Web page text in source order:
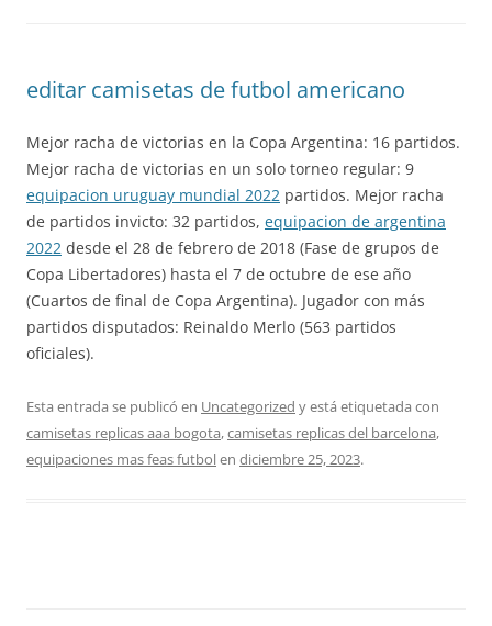
editar camisetas de futbol americano
Mejor racha de victorias en la Copa Argentina: 16 partidos.
Mejor racha de victorias en un solo torneo regular: 9
equipacion uruguay mundial 2022 partidos. Mejor racha
de partidos invicto: 32 partidos, equipacion de argentina
2022 desde el 28 de febrero de 2018 (Fase de grupos de
Copa Libertadores) hasta el 7 de octubre de ese año
(Cuartos de final de Copa Argentina). Jugador con más
partidos disputados: Reinaldo Merlo (563 partidos
oficiales).
Esta entrada se publicó en Uncategorized y está etiquetada con
camisetas replicas aaa bogota,camisetas replicas del barcelona,
equipaciones mas feas futbolen diciembre 25, 2023.